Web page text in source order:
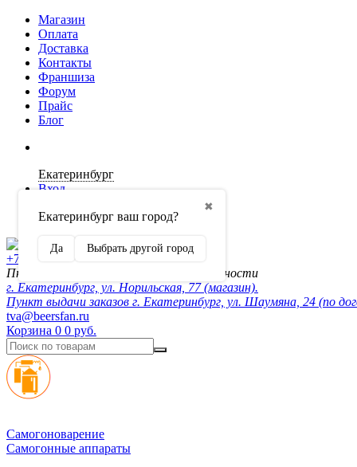
Магазин
Оплата
Доставка
Контакты
Франшиза
Форум
Прайс
Блог
Екатеринбург
✖
Екатеринбург ваш город?
Да Выбрать другой город
Вход
Регистрация
+7 (902) 872-54-70
Пн-Пт 10:00-20:00, сб-вск по договорённости
г. Екатеринбург, ул. Норильская, 77 (магазин).
Пункт выдачи заказов г. Екатеринбург, ул. Шаумяна, 24 (по
tva@beersfan.ru
Корзина 0 0 руб.
Cамогоноварение
Самогонные аппараты